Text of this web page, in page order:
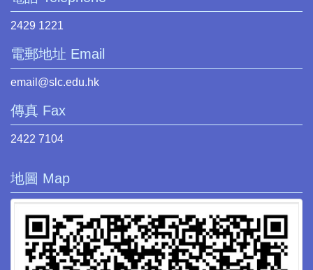
2429 1221
電郵地址 Email
email@slc.edu.hk
傳真 Fax
2422 7104
地圖 Map